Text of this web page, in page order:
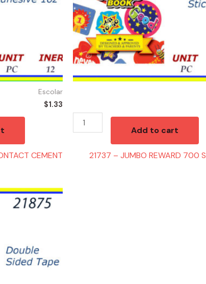
Escolar
$1.33
CEMENT
quantity
Add to cart
21737 – JUMBO REWARD 700